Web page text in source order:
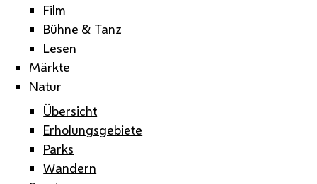
Film
Bühne & Tanz
Lesen
Märkte
Natur
Übersicht
Erholungsgebiete
Parks
Wandern